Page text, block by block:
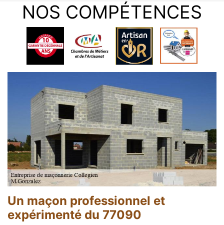
NOS COMPÉTENCES
Un maçon professionnel et
expérimenté du 77090